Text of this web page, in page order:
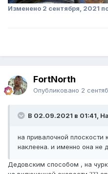
Изменено 2 сентября, 2021
FоrtNorth
Опубликовано 2
В 02.09.2021 в 01:41,
на привалочной плоскости
наклеена. и именно она не
Дедовским способом , на